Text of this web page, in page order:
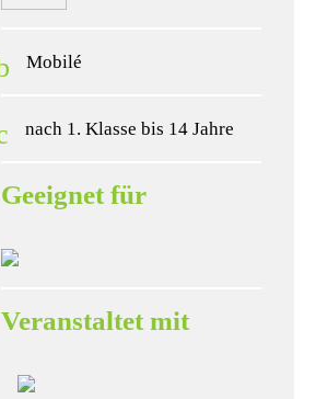
Mobilé
nach 1. Klasse bis 14 Jahre
Geeignet für
Veranstaltet mit